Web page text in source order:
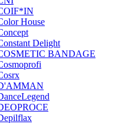
House
Delight
BANDAGE